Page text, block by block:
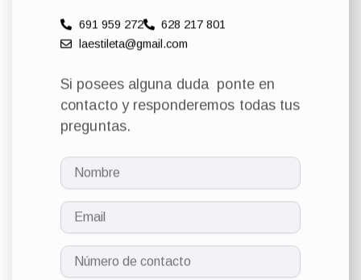
691 959 272
628 217 801
laestileta@gmail.com​
Si posees alguna duda ponte en
contacto y responderemos todas tus
preguntas.